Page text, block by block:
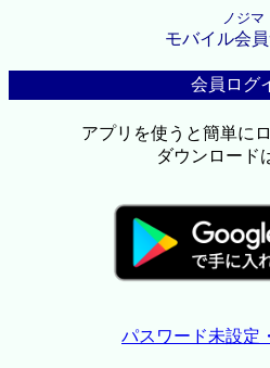
ノジマ
モバイル会
会員ログ
アプリを使うと簡単に
ダウンロード
パスワード未設定